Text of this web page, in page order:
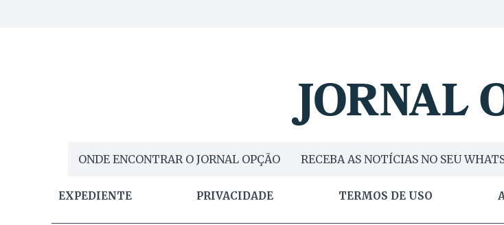
ONDE ENCONTRAR O JORNAL OPÇÃO RECEBA AS NOTÍCIAS NO SEU
EXPEDIENTE PRIVACIDADE TERMOS DE USO